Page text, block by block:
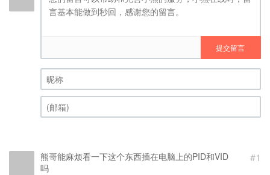
提交留言
昵称 (必填)
#1
熊哥能麻烦看一下这个东西插在电脑上的PID和VID
吗